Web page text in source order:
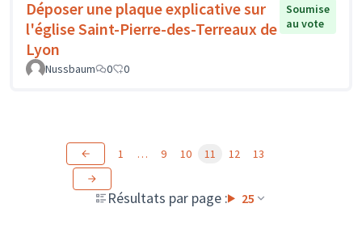
Déposer une plaque explicative sur
l'église Saint-Pierre-des-Terreaux de
Lyon
Soumise
au vote
Nussbaum 0 0
Résultats par page : 25
1 … 9 10 11 12 13